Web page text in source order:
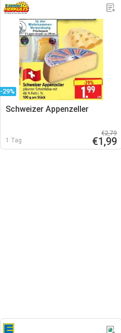
-29%
Schweizer Appenzeller
1 Tag
€2,79
€1,99